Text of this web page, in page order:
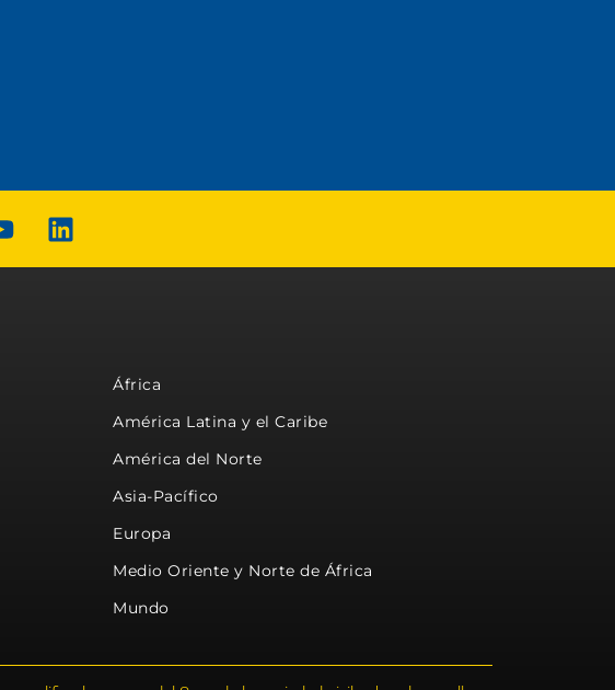
África
América Latina y el Caribe
América del Norte
Asia-Pacífico
Europa
Medio Oriente y Norte de África
Mundo